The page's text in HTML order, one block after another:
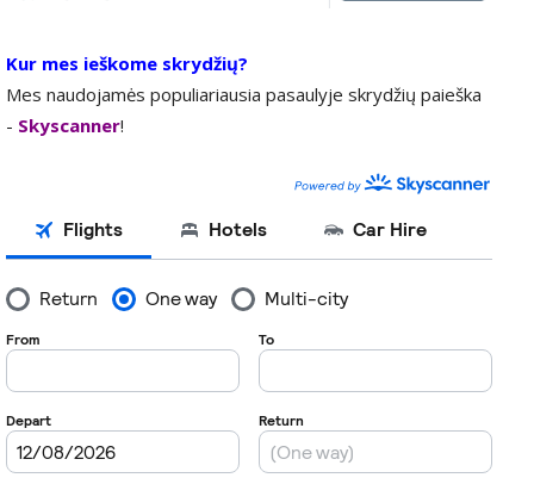
Kur mes ieškome skrydžių?
Mes naudojamės populiariausia pasaulyje skrydžių paieška
- Skyscanner!